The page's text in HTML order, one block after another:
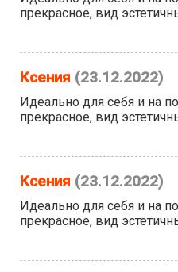
прекрасное, вид
Ксения (23.12.2022)
Идеально для себя и на
прекрасное, вид
Ксения (23.12.2022)
Идеально для себя и на
прекрасное, вид